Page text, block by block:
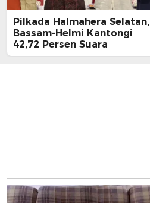
Pilkada Halmahera Selatan,
Bassam-Helmi Kantongi
42,72 Persen Suara